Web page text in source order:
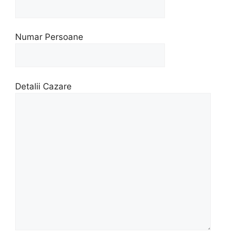
Numar Persoane
Detalii Cazare